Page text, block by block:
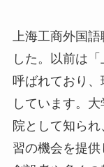
習の機会を提
創設者や多く
の専門家が多
学部と専攻